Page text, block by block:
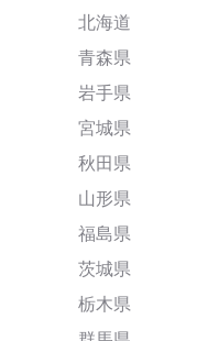
北海道
青森県
岩手県
宮城県
秋田県
山形県
福島県
茨城県
栃木県